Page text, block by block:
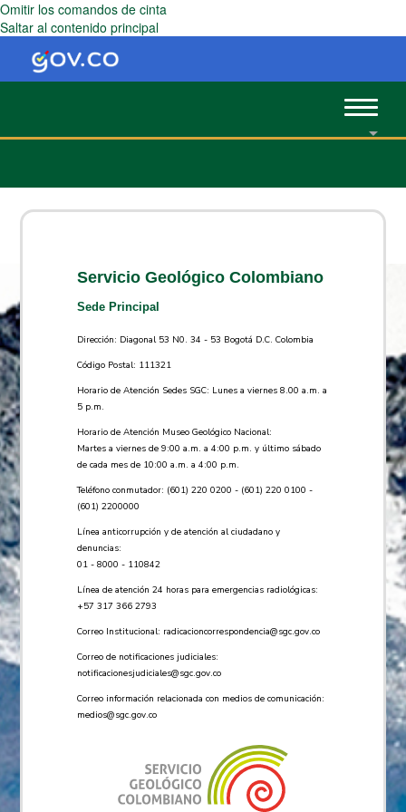
Omitir los comandos de cinta
Saltar al contenido principal
Toggle
Servicio Geológico Colombiano
Sede Principal
Dirección: Diagonal 53 N0. 34 - 53 Bogotá D.C. Colombia
Código Postal: 111321
Horario de Atención Sedes SGC: Lunes a viernes 8.00 a.m. a
5 p.m.
Horario de Atención Museo Geológico Nacional:
Martes a viernes de 9:00 a.m. a 4:00 p.m. y último sábado
de cada mes de 10:00 a.m. a 4:00 p.m.
Teléfono conmutador: (601) 220 0200 - (601) 220 0100 -
(601) 2200000
Línea anticorrupción y de atención al ciudadano y
denuncias:
01 - 8000 - 110842
Línea de atención 24 horas para emergencias radiológicas:
+57 ​317 366 2793
Correo Institucional: radicacioncorrespondencia@sgc.gov.co
Correo de notificaciones judiciales:
notificacionesjudiciales@sgc.gov.co
Correo información relacionada con medios de comunicación:
medios@sgc.gov.co